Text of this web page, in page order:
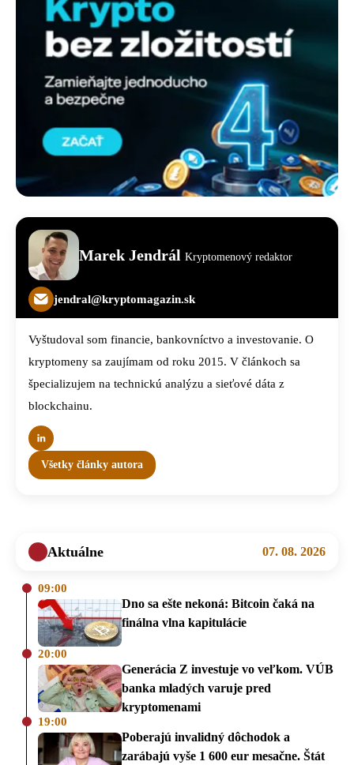
Marek Jendrál Kryptomenový redaktor
jendral@kryptomagazin.sk
Vyštudoval som financie, bankovníctvo a investovanie. O
kryptomeny sa zaujímam od roku 2015. V článkoch sa
špecializujem na technickú analýzu a sieťové dáta z
blockchainu.
Všetky články autora
Aktuálne 07. 08. 2026
09:00
Dno sa ešte nekoná: Bitcoin čaká na
finálna vlna kapitulácie
20:00
Generácia Z investuje vo veľkom. VÚB
banka mladých varuje pred
kryptomenami
19:00
Poberajú invalidný dôchodok a
zarábajú vyše 1 600 eur mesačne. Štát